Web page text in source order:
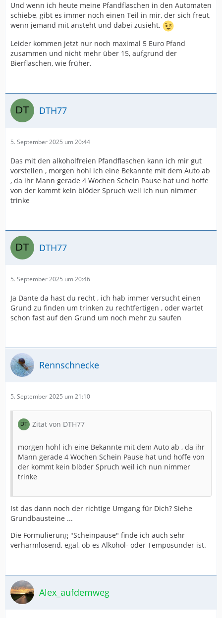
Und wenn ich heute meine Pfandflaschen in den Automaten
schiebe, gibt es immer noch einen Teil in mir, der sich freut,
wenn jemand mit ansteht und dabei zusieht.
Leider kommen jetzt nur noch maximal 5 Euro Pfand
zusammen und nicht mehr über 15, aufgrund der
Bierflaschen, wie früher.
DTH77
5. September 2025 um 20:44
Das mit den alkoholfreien Pfandflaschen kann ich mir gut
vorstellen , morgen hohl ich eine Bekannte mit dem Auto ab
, da ihr Mann gerade 4 Wochen Schein Pause hat und hoffe
von der kommt kein blöder Spruch weil ich nun nimmer
trinke
DTH77
5. September 2025 um 20:46
Ja Dante da hast du recht , ich hab immer versucht einen
Grund zu finden um trinken zu rechtfertigen , oder wartet
schon fast auf den Grund um noch mehr zu saufen
Rennschnecke
5. September 2025 um 21:10
Zitat von DTH77
morgen hohl ich eine Bekannte mit dem Auto ab , da ihr
Mann gerade 4 Wochen Schein Pause hat und hoffe von
der kommt kein blöder Spruch weil ich nun nimmer
trinke
Ist das dann noch der richtige Umgang für Dich? Siehe
Grundbausteine ...
Die Formulierung "Scheinpause" finde ich auch sehr
verharmlosend, egal, ob es Alkohol- oder Temposünder ist.
Alex_aufdemweg